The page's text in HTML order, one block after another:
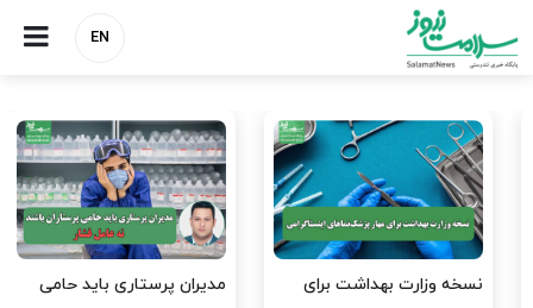
EN
مدیران پرستاری باید حامی
مدیریت سلامت، میدان